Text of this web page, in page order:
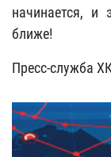
начинается, и
ближе!
Пресс-служба